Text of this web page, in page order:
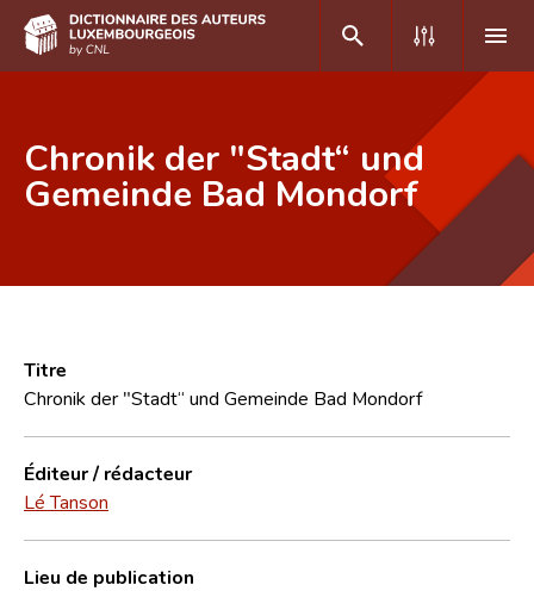
DE FR
Foire aux questions
CNL
Équipe scientifique
Contact
Chronik der "Stadt“ und
Gemeinde Bad Mondorf
Titre
Chronik der "Stadt“ und Gemeinde Bad Mondorf
Éditeur / rédacteur
Lé Tanson
Lieu de publication